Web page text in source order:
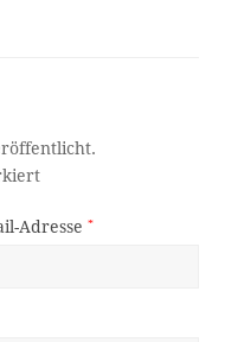
Adresse*